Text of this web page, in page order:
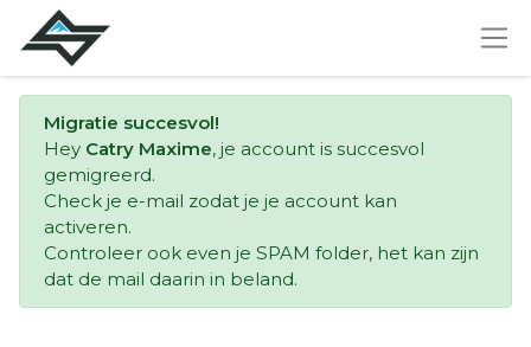
Migratie succesvol!
Hey Catry Maxime, je account is succesvol
gemigreerd.
Check je e-mail zodat je je account kan
activeren.
Controleer ook even je SPAM folder, het kan zijn
dat de mail daarin in beland.